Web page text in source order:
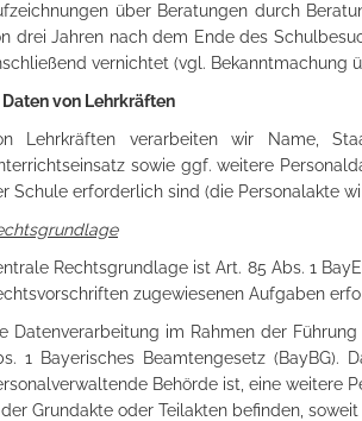
über Beratungen durch
drei Jahren nach dem Ende des
vernichtet (vgl. Bekanntmachung
Daten von Lehrkräften
Lehrkräften verarbeiten wir Name,
sowie ggf. weitere
Schule erforderlich sind (die Personalakte
Rechtsgrundlage ist Art. 85 Abs. 1
zugewiesenen Aufgaben
Datenverarbeitung im Rahmen der
1 Bayerisches Beamtengesetz
Behörde ist, eine weitere
Grundakte oder Teilakten befinden,